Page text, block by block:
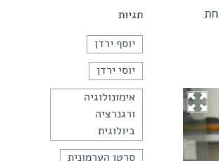
תגיות
יוסף ירדן
יוסי ירדן
אימונולוגיה
ורגנרציה
ביולוגית
סרטן הערמונית